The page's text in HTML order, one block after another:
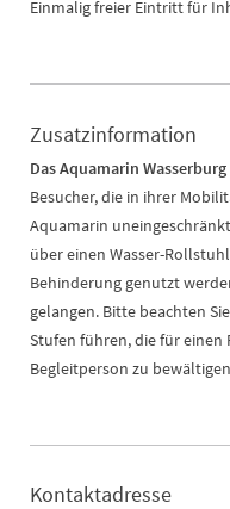
Einmalig freier Eintritt für
Zusatzinformation
Das Aquamarin
Besucher, die in ihrer
Aquamarin
über einen Wasser-
Behinderung genutzt
gelangen. Bitte beachten
Stufen führen, die für
Begleitperson zu
Kontaktadresse